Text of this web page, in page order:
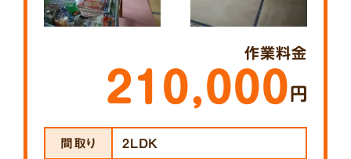
作業料金
210,000円
間取り 2LDK